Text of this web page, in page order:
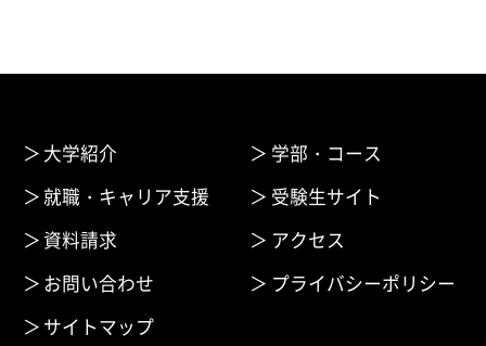
大学紹介
学部・コース
就職・キャリア支援
受験生サイト
資料請求
アクセス
お問い合わせ
プライバシーポリシー
サイトマップ